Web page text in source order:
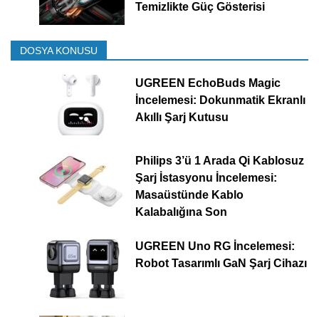
Temizlikte Güç Gösterisi
DOSYA KONUSU
UGREEN EchoBuds Magic
İncelemesi: Dokunmatik Ekranlı
Akıllı Şarj Kutusu
Philips 3’ü 1 Arada Qi Kablosuz
Şarj İstasyonu İncelemesi:
Masaüstünde Kablo
Kalabalığına Son
UGREEN Uno RG İncelemesi:
Robot Tasarımlı GaN Şarj Cihazı